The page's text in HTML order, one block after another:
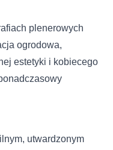
plenerowych
ogrodowa,
estetyki i kobiecego
utwardzonym